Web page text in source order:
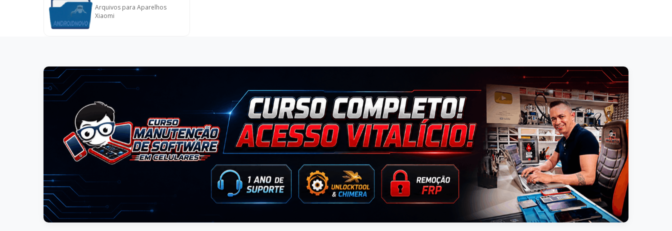
Arquivos para Aparelhos
Xiaomi